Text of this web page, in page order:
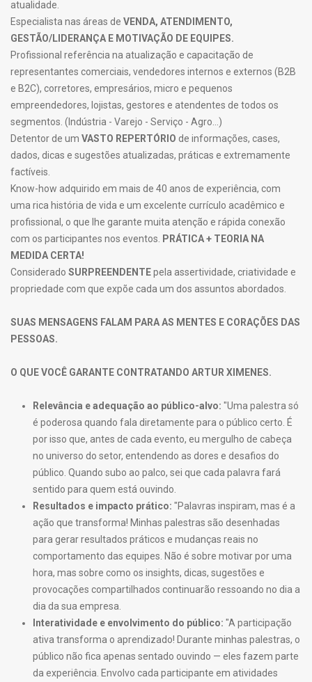
atualidade.
Especialista nas áreas de VENDA, ATENDIMENTO,
GESTÃO/LIDERANÇA E MOTIVAÇÃO DE EQUIPES.
Profissional referência na atualização e capacitação de
representantes comerciais, vendedores internos e externos (B2B
e B2C), corretores, empresários, micro e pequenos
empreendedores, lojistas, gestores e atendentes de todos os
segmentos. (Indústria - Varejo - Serviço - Agro...)
Detentor de um VASTO REPERTÓRIO de informações, cases,
dados, dicas e sugestões atualizadas, práticas e extremamente
factíveis.
Know-how adquirido em mais de 40 anos de experiência, com
uma rica história de vida e um excelente currículo acadêmico e
profissional, o que lhe garante muita atenção e rápida conexão
com os participantes nos eventos.
PRÁTICA + TEORIA NA
MEDIDA CERTA!
Considerado SURPREENDENTEpela assertividade, criatividade e
propriedade com que expõe cada um dos assuntos abordados.
SUAS MENSAGENS FALAM PARA AS MENTES E CORAÇÕES DAS
PESSOAS.
O QUE VOCÊ GARANTE CONTRATANDO ARTUR XIMENES.
Relevância e adequação ao público-alvo: "Uma palestra só
é poderosa quando fala diretamente para o público certo. É
por isso que, antes de cada evento, eu mergulho de cabeça
no universo do setor, entendendo as dores e desafios do
público. Quando subo ao palco, sei que cada palavra fará
sentido para quem está ouvindo.
Resultados e impacto prático: "Palavras inspiram, mas é a
ação que transforma! Minhas palestras são desenhadas
para gerar resultados práticos e mudanças reais no
comportamento das equipes. Não é sobre motivar por uma
hora, mas sobre como os insights, dicas, sugestões e
provocações compartilhados continuarão ressoando no dia a
dia da sua empresa.
Interatividade e envolvimento do público: "A participação
ativa transforma o aprendizado! Durante minhas palestras, o
público não fica apenas sentado ouvindo — eles fazem parte
da experiência. Envolvo cada participante em atividades